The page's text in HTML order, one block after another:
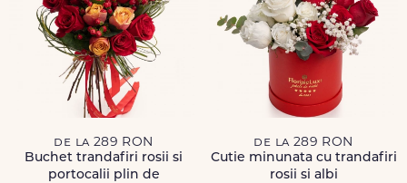
de la 289 RON
Buchet trandafiri rosii si
portocalii plin de
de la 289 RON
Cutie minunata cu trandafiri
rosii si albi